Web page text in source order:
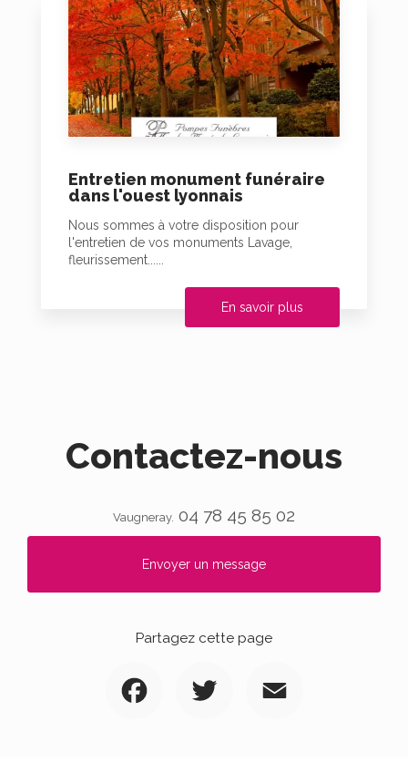
Entretien monument funéraire
dans l'ouest lyonnais
Nous sommes à votre disposition pour
l'entretien de vos monuments Lavage,
fleurissement......
En savoir plus
Contactez-nous
Vaugneray. 04 78 45 85 02
Envoyer un message
Partagez cette page